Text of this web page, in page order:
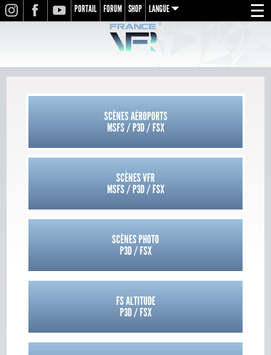
Menu
INSTAGRAMFACEBOOKYOUTUBE
PORTAIL FORUM SHOP LANGUE
de
SCÈNES AÉROPORTS
MSFS / P3D / FSX
SCÈNES VFR
MSFS / P3D / FSX
SCÈNES PHOTO
P3D / FSX
FS ALTITUDE
P3D / FSX